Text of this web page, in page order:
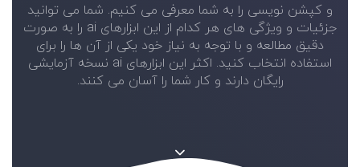
و کپشن نویسی را به شما معرفی می کنیم. شما می توانید
جزئیات و ویژگی های هر کدام از این ابزارهای ai را به صورت
دقیق مطالعه و با توجه به نیاز خود یکی از آن ها را برای
استفاده انتخاب کنید. اکثر این ابزارهای ai نسخه آزمایشی
رایگان دارند و کار شما را آسان می کنند.